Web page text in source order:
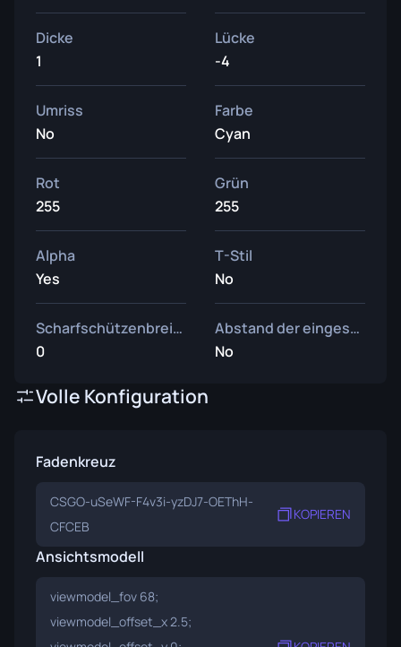
Dicke
1
Lücke
-4
Umriss
No
Farbe
Cyan
Rot
255
Grün
255
Alpha
Yes
T-Stil
No
Scharfschützenbreite
0
Abstand der eingesetzten Waffe
No
Volle Konfiguration
Fadenkreuz
CSGO-uSeWF-F4v3i-yzDJ7-OEThH-
CFCEB
KOPIEREN
Ansichtsmodell
viewmodel_fov 68;
viewmodel_offset_x 2.5;